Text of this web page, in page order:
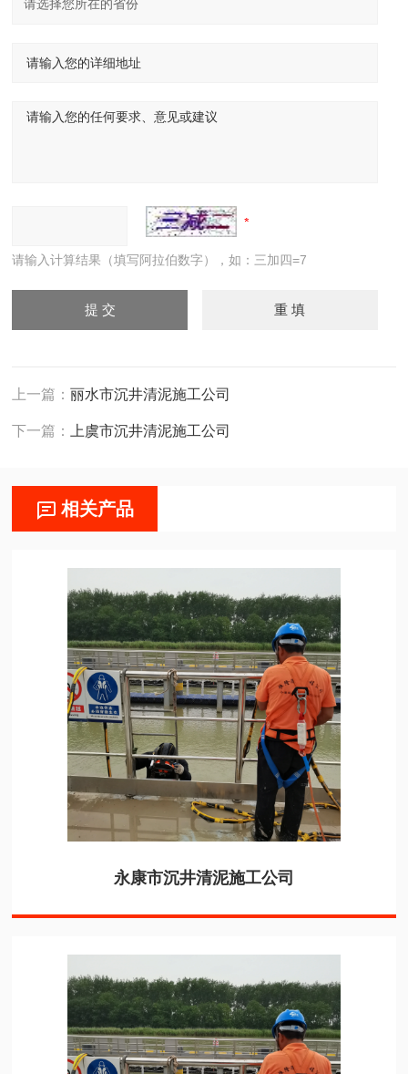
请输入计算结果（填写阿拉伯数字），如：三加四=7
上一篇：丽水市沉井清泥施工公司
下一篇： 上虞市沉井清泥施工公司
相关产品
永康市沉井清泥施工公司